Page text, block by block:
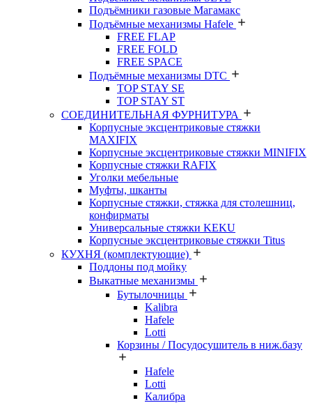
Подъёмники газовые Магамакс
Подъёмные механизмы Hafele
FREE FLAP
FREE FOLD
FREE SPACE
Подъёмные механизмы DTC
TOP STAY SE
TOP STAY ST
СОЕДИНИТЕЛЬНАЯ ФУРНИТУРА
Корпусные эксцентриковые стяжки
MAXIFIX
Корпусные эксцентриковые стяжки MINIFIX
Корпусные стяжки RAFIX
Уголки мебельные
Муфты, шканты
Корпусные стяжки, стяжка для столешниц,
конфирматы
Универсальные стяжки KEKU
Корпусные эксцентриковые стяжки Titus
КУХНЯ (комплектующие)
Поддоны под мойку
Выкатные механизмы
Бутылочницы
Kalibra
Hafele
Lotti
Корзины / Посудосушитель в ниж.базу
Hafele
Lotti
Калибра